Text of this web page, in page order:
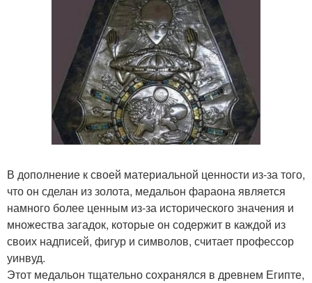
В дополнение к своей материальной ценности из-за того,
что он сделан из золота, медальон фараона является
намного более ценным из-за исторического значения и
множества загадок, которые он содержит в каждой из
своих надписей, фигур и символов, считает профессор
уинвуд.
Этот медальон тщательно сохранялся в древнем Египте,